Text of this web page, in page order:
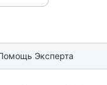
Эксперта